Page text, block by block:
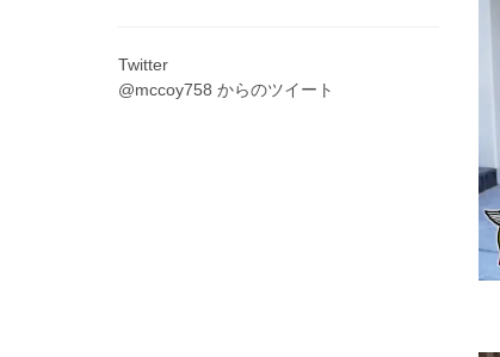
Twitter
@mccoy758 からのツイート